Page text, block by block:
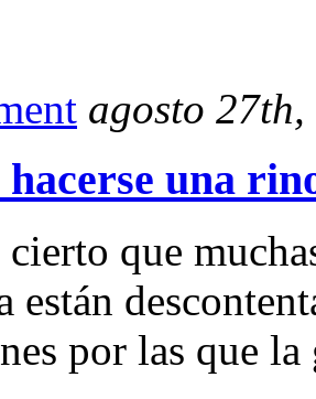
agosto
hacerse una
que
están
por las que